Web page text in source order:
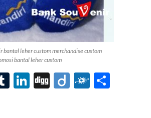
bantal leher custom merchandise custom
bantal leher custom
T
Li
Di Di F